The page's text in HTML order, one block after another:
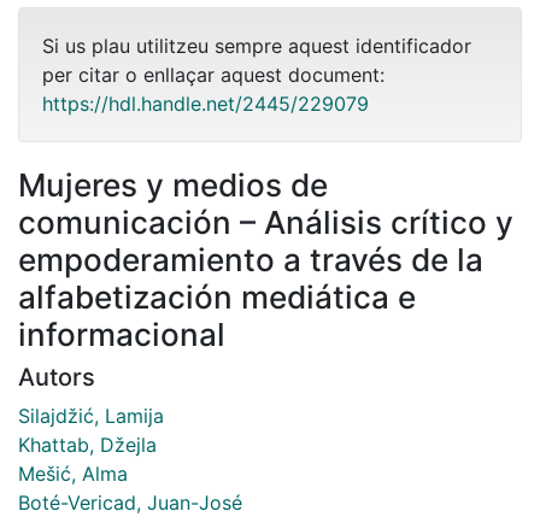
Si us plau utilitzeu sempre aquest identificador
per citar o enllaçar aquest document:
https://hdl.handle.net/2445/229079
Mujeres y medios de
comunicación – Análisis crítico y
empoderamiento a través de la
alfabetización mediática e
informacional
Autors
Silajdžić, Lamija
Khattab, Džejla
Mešić, Alma
Boté-Vericad, Juan-José